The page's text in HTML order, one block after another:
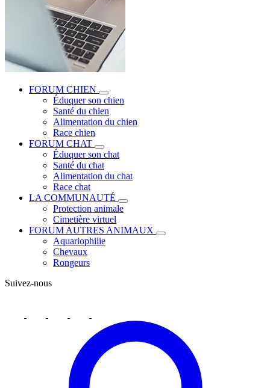
FORUM CHIEN
Éduquer son chien
Santé du chien
Alimentation du chien
Race chien
FORUM CHAT
Éduquer son chat
Santé du chat
Alimentation du chat
Race chat
LA COMMUNAUTÉ
Protection animale
Cimetière virtuel
FORUM AUTRES ANIMAUX
Aquariophilie
Chevaux
Rongeurs
Suivez-nous